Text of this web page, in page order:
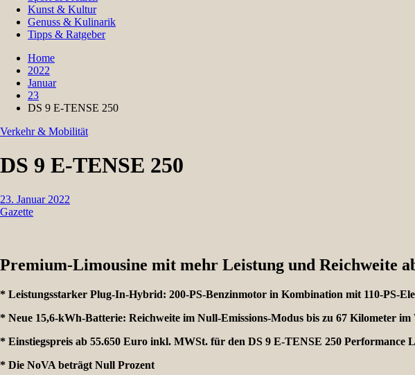
Kunst & Kultur
Genuss & Kulinarik
Tipps & Ratgeber
Home
2022
Januar
23
DS 9 E-TENSE 250
Verkehr & Mobilität
DS 9 E-TENSE 250
23. Januar 2022
Gazette
Premium-Limousine mit mehr Leistung und Reichweite
* Leistungsstarker Plug-In-Hybrid: 200-PS-Benzinmotor in Kombination mit 110-PS-
* Neue 15,6-kWh-Batterie: Reichweite im Null-Emissions-Modus bis zu 67 Kilometer
* Einstiegspreis ab 55.650 Euro inkl. MWSt. für den DS 9 E-TENSE 250 Performance
* Die NoVA beträgt Null Prozent